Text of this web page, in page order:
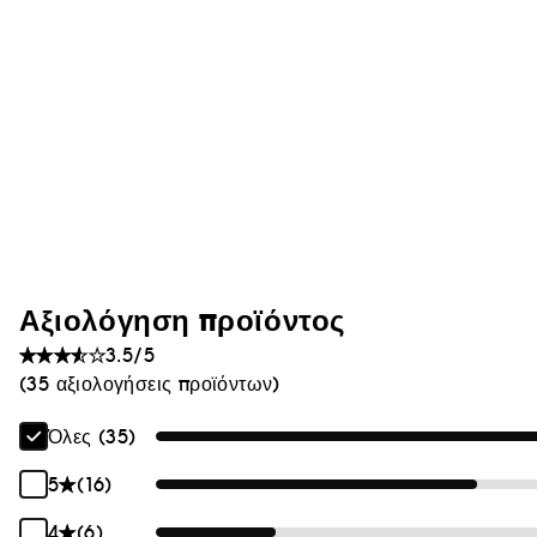
Αξιολόγηση προϊόντος
3.5/5
(35 αξιολογήσεις προϊόντων)
Όλες (35)
5
(16)
4
(6)